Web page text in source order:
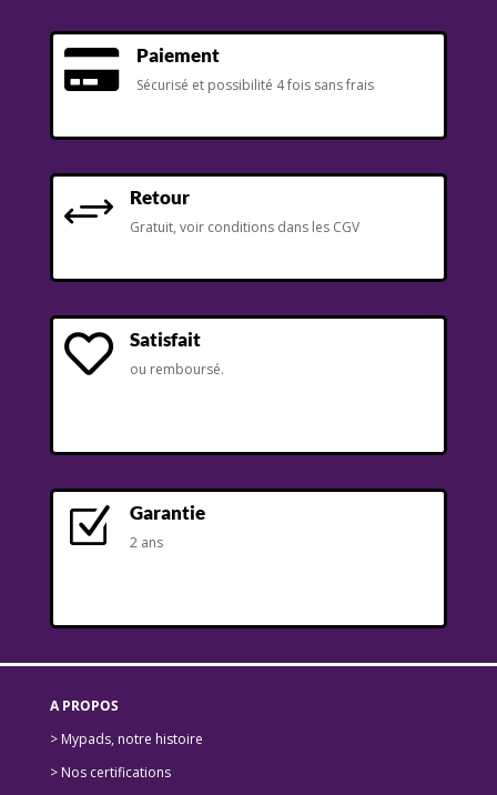
 Paiement
Sécurisé et possibilité 4 fois sans frais
+ Retour
Gratuit, voir conditions dans les CGV
 Satisfait
ou remboursé.
Z Garantie
2 ans
A PROPOS
> Mypads, notre histoire
> Nos certifications